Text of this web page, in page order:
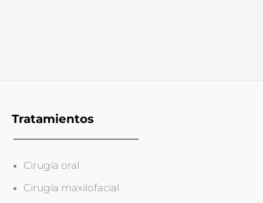
Tratamientos
Cirugía oral
Cirugía maxilofacial